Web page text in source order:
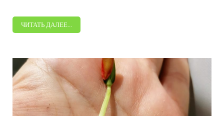
ЧИТАТЬ ДАЛЕЕ...